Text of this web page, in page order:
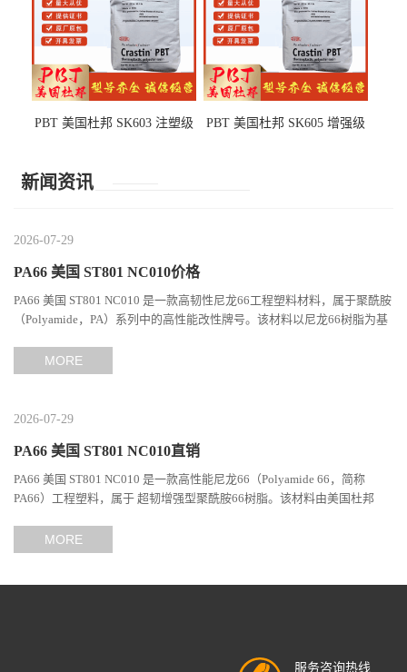
PBT 美国杜邦 SK603 注塑级
PBT 美国杜邦 SK605 增强级
新闻资讯
2026-07-29
PA66 美国 ST801 NC010价格
PA66 美国 ST801 NC010 是一款高韧性尼龙66工程塑料材料，属于聚酰胺
（Polyamide，PA）系列中的高性能改性牌号。该材料以尼龙66树脂为基
MORE
2026-07-29
PA66 美国 ST801 NC010直销
PA66 美国 ST801 NC010 是一款高性能尼龙66（Polyamide 66，简称
PA66）工程塑料，属于 超韧增强型聚酰胺66树脂。该材料由美国杜邦
MORE
服务咨询热线